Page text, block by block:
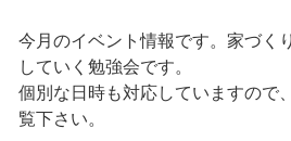
今月のイベント情報です。家づく
していく勉強会です。
個別な日時も対応していますので
覧下さい。